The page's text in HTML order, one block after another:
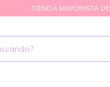
TIENDA MAYORISTA